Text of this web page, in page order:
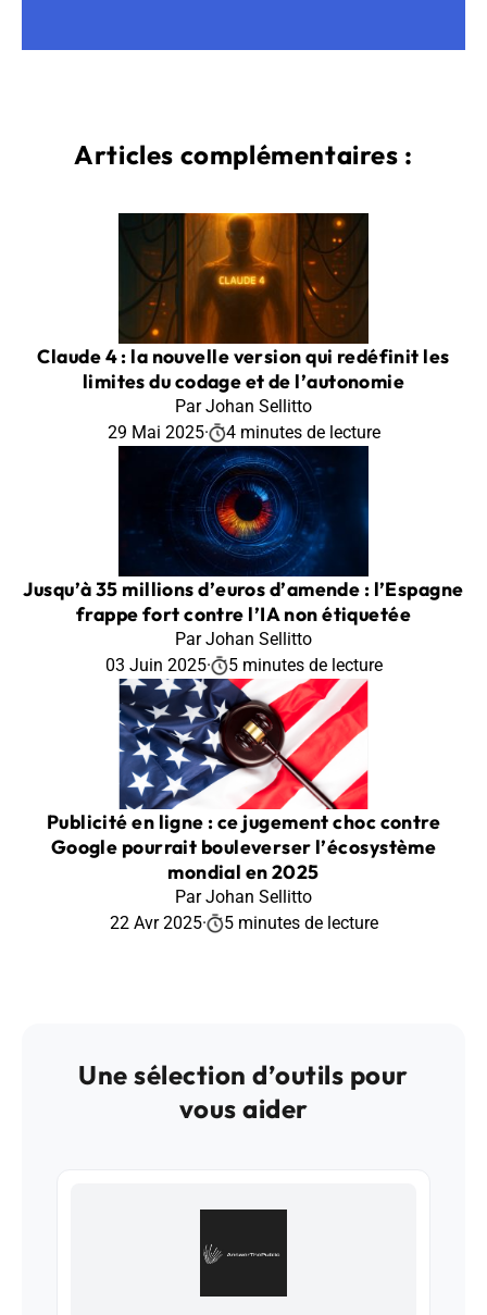
Articles complémentaires :
Claude 4 : la nouvelle version qui redéfinit les
limites du codage et de l’autonomie
Par Johan Sellitto
29 Mai 2025· 4 minutes de lecture
Jusqu’à 35 millions d’euros d’amende : l’Espagne
frappe fort contre l’IA non étiquetée
Par Johan Sellitto
03 Juin 2025· 5 minutes de lecture
Publicité en ligne : ce jugement choc contre
Google pourrait bouleverser l’écosystème
mondial en 2025
Par Johan Sellitto
22 Avr 2025· 5 minutes de lecture
Une sélection d’outils pour
vous aider